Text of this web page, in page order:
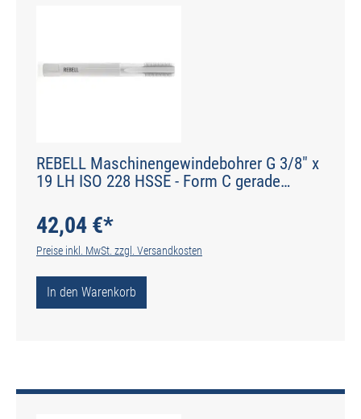
REBELL Maschinengewindebohrer G 3/8" x
19 LH ISO 228 HSSE - Form C gerade
42,04 €*
Preise inkl. MwSt. zzgl. Versandkosten
In den Warenkorb